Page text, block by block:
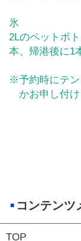
氷
2Lのペットボ
本、帰港後に1
※予約時にテン
かお申し付け
コンテンツ
TOP